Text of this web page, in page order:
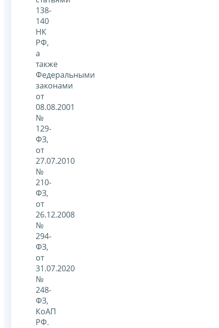
138-
140
НК
РФ,
а
также
Федеральными
законами
от
08.08.2001
№
129-
ФЗ,
от
27.07.2010
№
210-
ФЗ,
от
26.12.2008
№
294-
ФЗ,
от
31.07.2020
№
248-
ФЗ,
КоАП
РФ.